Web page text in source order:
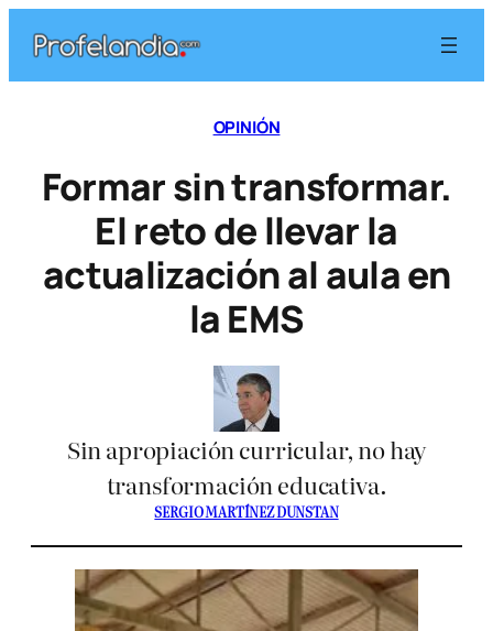
contenido
OPINIÓN
Formar sin transformar.
El reto de llevar la
actualización al aula en
la EMS
Sin apropiación curricular, no hay
transformación educativa.
SERGIO MARTÍNEZ DUNSTAN